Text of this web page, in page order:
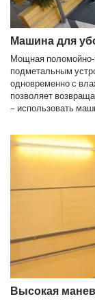
Машина для
Мощная
подметальным
одновременно с
позволяет
– использовать
Высокая